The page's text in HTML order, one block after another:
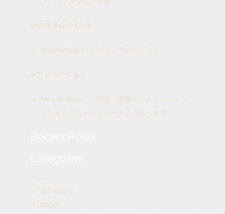
≫カスタムペイント
ColorsDesign：バイク、車のペイント
≫リノベーション
Men At Work：ご自宅・店舗のリノベーション、
インテリアコーディネート、内装、外装
Recent Posts
Categories
..
22Factory
80DB